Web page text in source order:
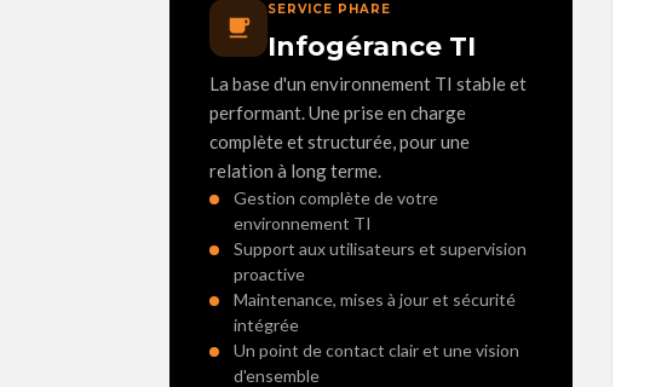
SERVICE PHARE
Infogérance TI
La base d'un environnement TI stable et
performant. Une prise en charge
complète et structurée, pour une
relation à long terme.
Gestion complète de votre
environnement TI
Support aux utilisateurs et supervision
proactive
Maintenance, mises à jour et sécurité
intégrée
Un point de contact clair et une vision
d'ensemble